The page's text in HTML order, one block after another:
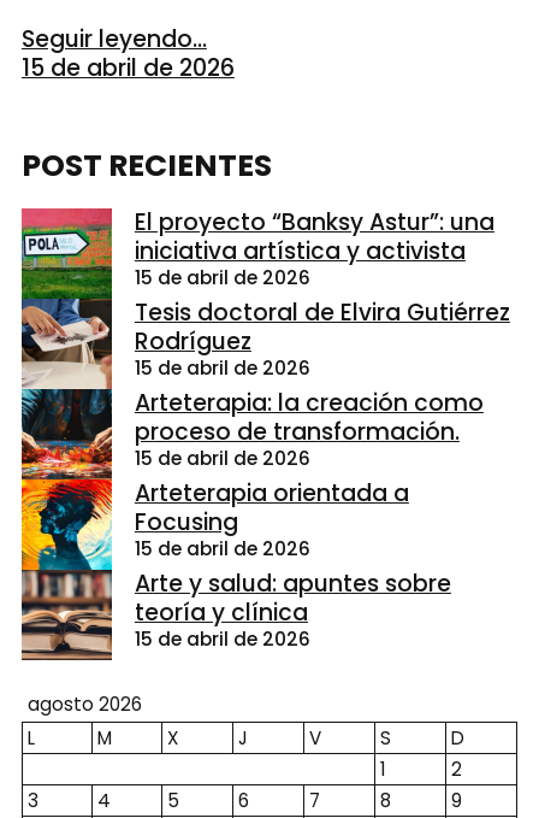
Seguir leyendo...
15 de abril de 2026
POST RECIENTES
El proyecto “Banksy Astur”: una
iniciativa artística y activista
15 de abril de 2026
Tesis doctoral de Elvira Gutiérrez
Rodríguez
15 de abril de 2026
Arteterapia: la creación como
proceso de transformación.
15 de abril de 2026
Arteterapia orientada a
Focusing
15 de abril de 2026
Arte y salud: apuntes sobre
teoría y clínica
15 de abril de 2026
agosto 2026
L
M X J V S
D
1
2
3
4 5 6 7 8
9